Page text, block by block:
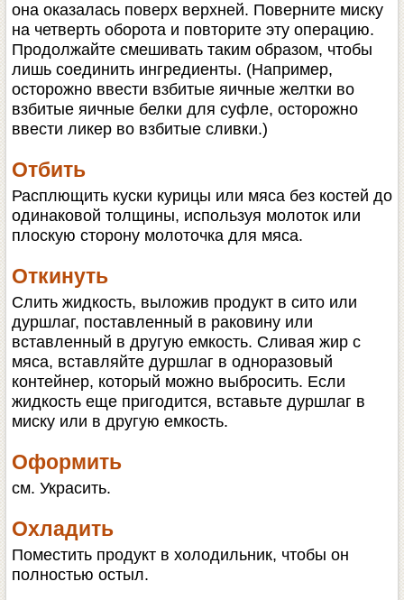
она оказалась поверх верхней. Поверните миску
на четверть оборота и повторите эту операцию.
Продолжайте смешивать таким образом, чтобы
лишь соединить ингредиенты. (Например,
осторожно ввести взбитые яичные желтки во
взбитые яичные белки для суфле, осторожно
ввести ликер во взбитые сливки.)
Отбить
Расплющить куски курицы или мяса без костей до
одинаковой толщины, используя молоток или
плоскую сторону молоточка для мяса.
Откинуть
Слить жидкость, выложив продукт в сито или
дуршлаг, поставленный в раковину или
вставленный в другую емкость. Сливая жир с
мяса, вставляйте дуршлаг в одноразовый
контейнер, который можно выбросить. Если
жидкость еще пригодится, вставьте дуршлаг в
миску или в другую емкость.
Оформить
см. Украсить.
Охладить
Поместить продукт в холодильник, чтобы он
полностью остыл.